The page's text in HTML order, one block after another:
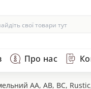
Про нас
AA, AB, BC,